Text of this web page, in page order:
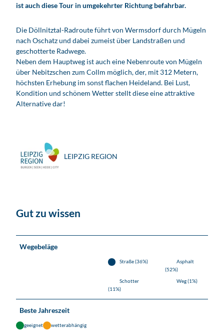
ist auch diese Tour in umgekehrter Richtung befahrbar.
Die Döllnitztal-Radroute führt von Wermsdorf durch Mügeln
nach Oschatz und dabei zumeist über Landstraßen und
geschotterte Radwege.
Neben dem Hauptweg ist auch eine Nebenroute von Mügeln
über Nebitzschen zum Collm möglich, der, mit 312 Metern,
höchsten Erhebung im sonst flachen Heideland. Bei Lust,
Kondition und schönem Wetter stellt diese eine attraktive
Alternative dar!
LEIPZIG REGION
Gut zu wissen
Wegebeläge
Straße (36%)
Asphalt
(52%)
Schotter
(11%)
Weg (1%)
Beste Jahreszeit
geeignet wetterabhängig